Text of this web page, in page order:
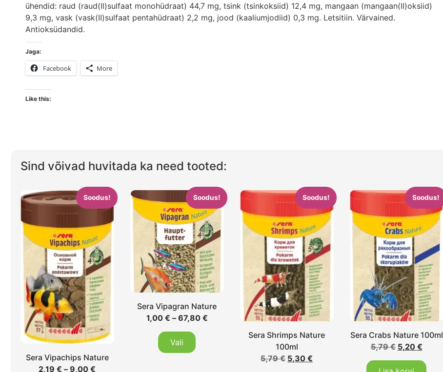
ühendid: raud (raud(II)sulfaat monohüdraat) 44,7 mg, tsink (tsinkoksiid) 12,4 mg, mangaan (mangaan(II)oksiid)
9,3 mg, vask (vask(II)sulfaat pentahüdraat) 2,2 mg, jood (kaaliumjodiid) 0,3 mg. Letsitiin. Värvained.
Antioksüdandid.
Jaga:
Facebook More
Like this:
Sind võivad huvitada ka need tooted:
Soodus!
Sera Vipachips Nature
2,19€ – 9,00€
Soodus!
Sera Vipagran Nature
1,00 € – 67,80 €
Vali
Soodus!
Sera Shrimps Nature
100ml
5,79€ 5,30€
Soodus!
Sera Crabs Nature 100ml
5,79€ 5,20 €